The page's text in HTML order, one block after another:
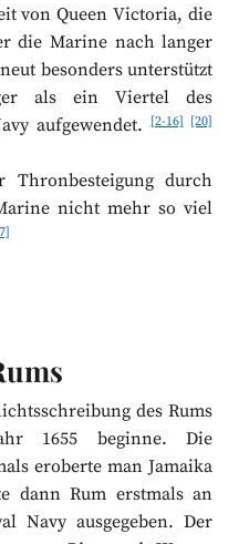
von Queen Victoria, die
die Marine nach langer
besonders unterstützt
als ein Viertel des
aufgewendet.[2-16] [20]
durch
nicht mehr so viel
des Rums
1655 beginne. Die
eroberte man Jamaika
dann Rum erstmals an
Navy ausgegeben. Der